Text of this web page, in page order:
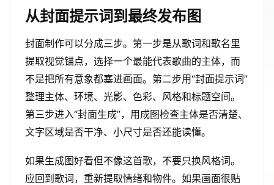
从封面提示词到最终发布图
封面制作可以分成三步。第一步是从歌词和歌名里
提取视觉锚点，选择一个最能代表歌曲的主体，而
不是把所有意象都塞进画面。第二步用“封面提示词”
整理主体、环境、光影、色彩、风格和标题空间。
第三步进入“封面生成”，用成图检查主体是否清楚、
文字区域是否干净、小尺寸是否还能读懂。
如果生成图好看但不像这首歌，不要只换风格词。
应回到歌词，重新提取情绪和物件。如果画面很贴